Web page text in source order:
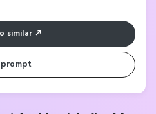
similar
prompt